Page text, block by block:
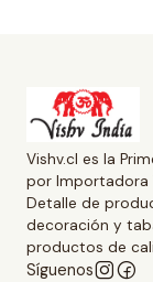
Vishv.cl es la
por Importadora
Detalle de
decoración y
productos de
Síguenos